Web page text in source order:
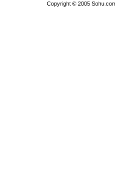
Copyright © 2005